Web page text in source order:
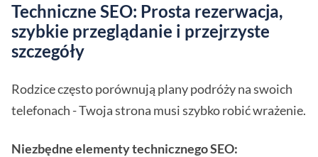
Techniczne SEO: Prosta rezerwacja,
szybkie przeglądanie i przejrzyste
szczegóły
Rodzice często porównują plany podróży na swoich
telefonach - Twoja strona musi szybko robić wrażenie.
Niezbędne elementy technicznego SEO: